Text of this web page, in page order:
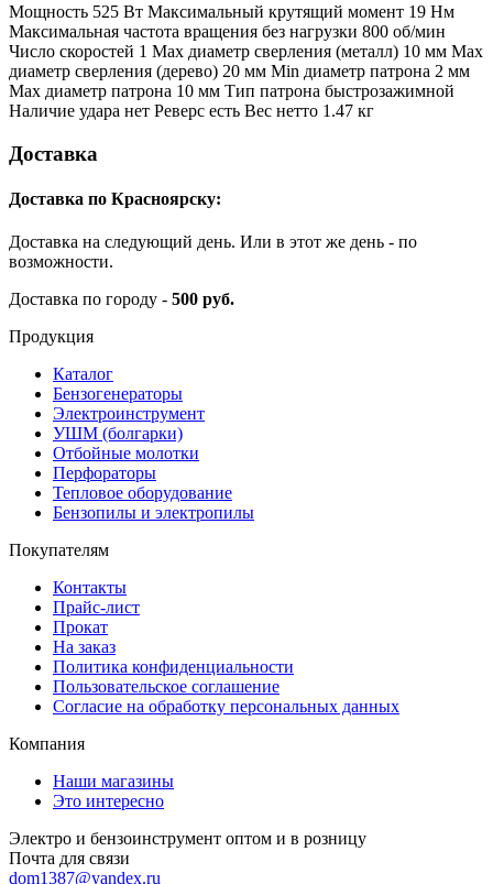
Мощность 525 Вт Максимальный крутящий момент 19 Нм
Максимальная частота вращения без нагрузки 800 об/мин
Число скоростей 1 Max диаметр сверления (металл) 10 мм Max
диаметр сверления (дерево) 20 мм Min диаметр патрона 2 мм
Max диаметр патрона 10 мм Тип патрона быстрозажимной
Наличие удара нет Реверс есть Вес нетто 1.47 кг
Доставка
Доставка по Красноярску:
Доставка на следующий день. Или в этот же день - по
возможности.
Доставка по городу - 500 руб.
Продукция
Каталог
Бензогенераторы
Электроинструмент
УШМ (болгарки)
Отбойные молотки
Перфораторы
Тепловое оборудование
Бензопилы и электропилы
Покупателям
Контакты
Прайс-лист
Прокат
На заказ
Политика конфиденциальности
Пользовательское соглашение
Согласие на обработку персональных данных
Компания
Наши магазины
Это интересно
Электро и бензоинструмент оптом и в розницу
Почта для связи
dom1387@yandex.ru